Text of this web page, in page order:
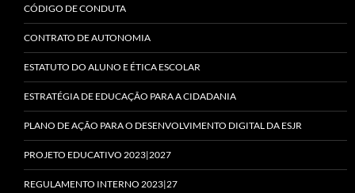
CÓDIGO DE CONDUTA
CONTRATO DE AUTONOMIA
ESTATUTO DO ALUNO E ÉTICA ESCOLAR
ESTRATÉGIA DE EDUCAÇÃO PARA A CIDADANIA
PLANO DE AÇÃO PARA O DESENVOLVIMENTO DIGITAL DA ESJR
PROJETO EDUCATIVO 2023|2027
REGULAMENTO INTERNO 2023|27